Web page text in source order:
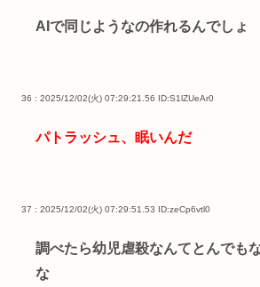
AIで同じようなの作れるんでしょ
36 : 2025/12/02(火) 07:29:21.56 ID:S1lZUeAr0
パトラッシュ、眠いんだ
37 : 2025/12/02(火) 07:29:51.53 ID:zeCp6vtl0
調べたら幼児虐殺なんてとんでも
な